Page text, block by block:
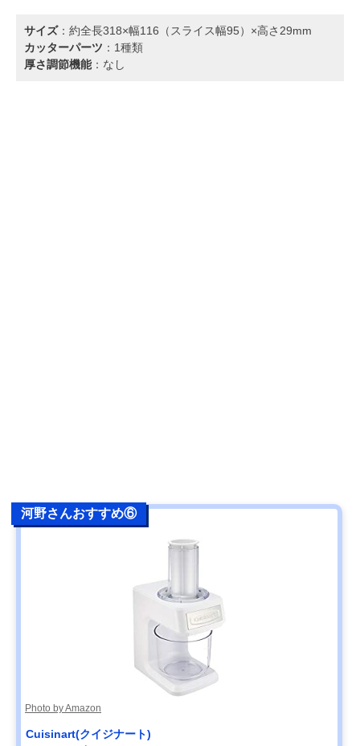
サイズ：約全長318×幅116（スライス幅95）×高さ29mm
カッターパーツ ：1種類
厚さ調節機能：なし
河野さんおすすめ⑥
Photo by Amazon
‎Cuisinart(クイジナート)